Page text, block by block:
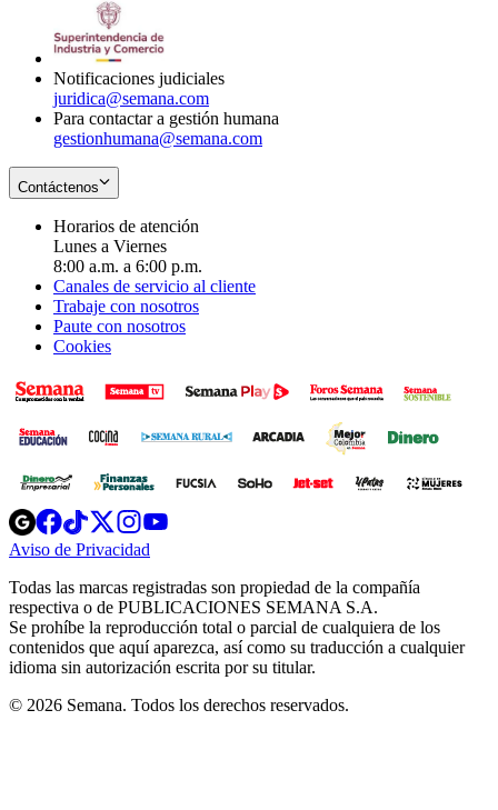
Notificaciones judiciales
juridica@semana.com
Para contactar a gestión humana
gestionhumana@semana.com
Contáctenos
Horarios de atención
Lunes a Viernes
8:00 a.m. a 6:00 p.m.
Canales de servicio al cliente
Trabaje con nosotros
Paute con nosotros
Cookies
Opens
in
new
Opens
in
new
Opens
in
new
window
Opens
new
windowwindow
Aviso de Privacidad
new
window
Todas las marcas registradas son propiedad de la compañía
respectiva o de PUBLICACIONES SEMANA S.A.
Se prohíbe la reproducción total o parcial de cualquiera de los
contenidos que aquí aparezca, así como su traducción a cualquier
idioma sin autorización escrita por su titular.
© 2026 Semana. Todos los derechos reservados.